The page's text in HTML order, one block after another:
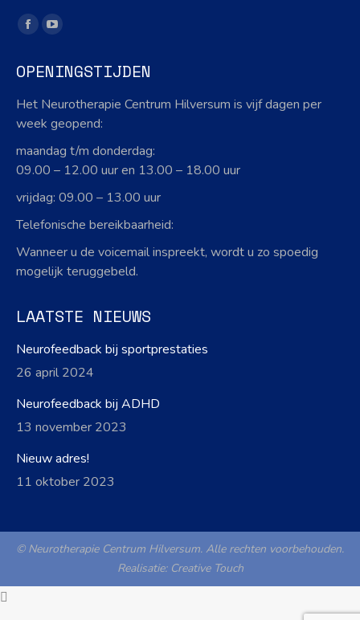
Vind ons op:
Facebook
opens
in
new
YouTube
opens
new
OPENINGSTIJDEN
Het Neurotherapie Centrum Hilversum is vijf dagen per
week geopend:
maandag t/m donderdag:
09.00 – 12.00 uur en 13.00 – 18.00 uur
vrijdag: 09.00 – 13.00 uur
Telefonische bereikbaarheid:
Wanneer u de voicemail inspreekt, wordt u zo spoedig
mogelijk teruggebeld.
LAATSTE NIEUWS
Neurofeedback bij sportprestaties
26 april 2024
Neurofeedback bij ADHD
13 november 2023
Nieuw adres!
11 oktober 2023
© Neurotherapie Centrum Hilversum. Alle rechten voorbehouden.
Realisatie: Creative Touch